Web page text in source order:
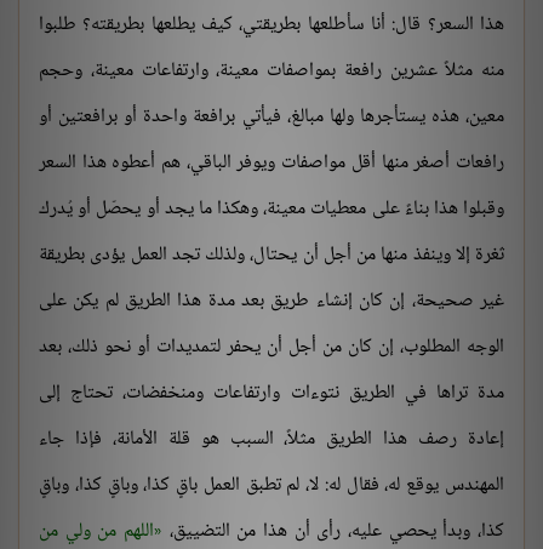
هذا السعر؟ قال: أنا سأطلعها بطريقتي، كيف يطلعها بطريقته؟ طلبوا
منه مثلاً عشرين رافعة بمواصفات معينة، وارتفاعات معينة، وحجم
معين، هذه يستأجرها ولها مبالغ، فيأتي برافعة واحدة أو برافعتين أو
رافعات أصغر منها أقل مواصفات ويوفر الباقي، هم أعطوه هذا السعر
وقبلوا هذا بناءً على معطيات معينة، وهكذا ما يجد أو يحصّل أو يُدرك
ثغرة إلا وينفذ منها من أجل أن يحتال، ولذلك تجد العمل يؤدى بطريقة
غير صحيحة، إن كان إنشاء طريق بعد مدة هذا الطريق لم يكن على
الوجه المطلوب، إن كان من أجل أن يحفر لتمديدات أو نحو ذلك، بعد
مدة تراها في الطريق نتوءات وارتفاعات ومنخفضات، تحتاج إلى
إعادة رصف هذا الطريق مثلاً، السبب هو قلة الأمانة، فإذا جاء
المهندس يوقع له، فقال له: لا، لم تطبق العمل باقٍ كذا، وباقٍ كذا، وباقٍ
كذا، وبدأ يحصي عليه، رأى أن هذا من التضييق، اللهم من ولي من